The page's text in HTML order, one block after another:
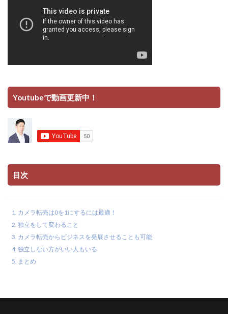
Youtubeで動画更新中！
目次
カメラ転売は0を1にするには最適！
独立をして変わること
カメラ転売からビジネスを発展させることも可能
独立しない方がいい人もいる
まとめ